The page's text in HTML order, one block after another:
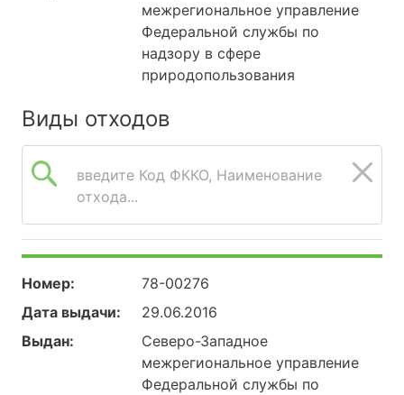
межрегиональное управление
Федеральной службы по
надзору в сфере
природопользования
Виды отходов
введите Код ФККО, Наименование
отхода...
Номер:
78-00276
Дата выдачи:
29.06.2016
Выдан:
Северо-Западное
межрегиональное управление
Федеральной службы по